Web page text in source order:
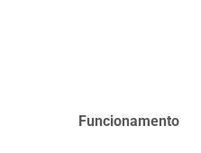
Funcionamento